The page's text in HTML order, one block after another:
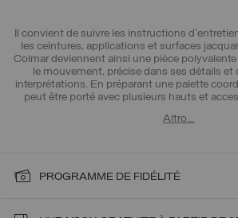
Il convient de suivre les instructions
les ceintures, applications et surfaces
Colmar deviennent ainsi une pièce polyvalente
le mouvement, précise dans ses détails et
interprétations. En préparant une palette
peut être porté avec plusieurs hauts et
un vestiaire estival compact, personnel et
Altro…
PROGRAMME DE FIDÉLITÉ